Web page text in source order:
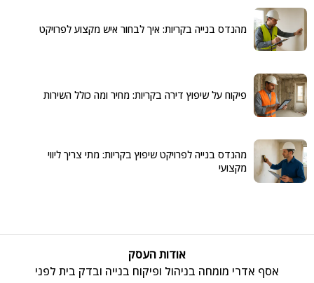
מהנדס בנייה בקריות: איך לבחור איש מקצוע לפרויקט
פיקוח על שיפוץ דירה בקריות: מחיר ומה כולל השירות
מהנדס בנייה לפרויקט שיפוץ בקריות: מתי צריך ליווי
מקצועי
אודות העסק
אסף אדרי מומחה בניהול ופיקוח בנייה ובדק בית לפני